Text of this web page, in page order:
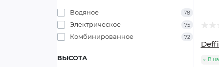
Водяное 78
Электрическое 75
Комбинированное 72
ВЫСОТА В